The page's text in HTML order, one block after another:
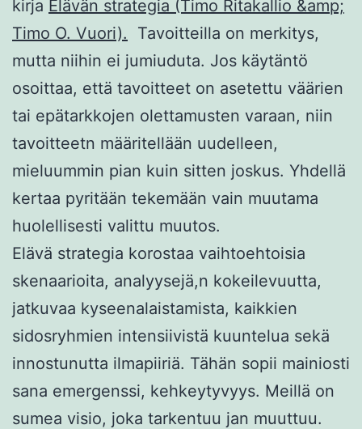
kirja Elävän strategia (Timo Ritakallio &amp;
Timo O. Vuori). Tavoitteilla on merkitys,
mutta niihin ei jumiuduta. Jos käytäntö
osoittaa, että tavoitteet on asetettu väärien
tai epätarkkojen olettamusten varaan, niin
tavoitteetn määritellään uudelleen,
mieluummin pian kuin sitten joskus. Yhdellä
kertaa pyritään tekemään vain muutama
huolellisesti valittu muutos.
Elävä strategia korostaa vaihtoehtoisia
skenaarioita, analyysejä,n kokeilevuutta,
jatkuvaa kyseenalaistamista, kaikkien
sidosryhmien intensiivistä kuuntelua sekä
innostunutta ilmapiiriä. Tähän sopii mainiosti
sana emergenssi, kehkeytyvyys. Meillä on
sumea visio, joka tarkentuu jan muuttuu.